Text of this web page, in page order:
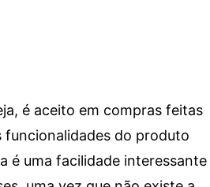
é aceito em compras feitas
funcionalidades do produto
é uma facilidade interessante